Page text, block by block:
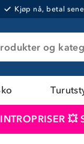
Kjøp nå, betal
og